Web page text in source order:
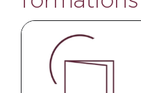
AXIESS FORMATION